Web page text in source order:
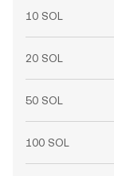
10 SOL
20 SOL
50 SOL
100 SOL